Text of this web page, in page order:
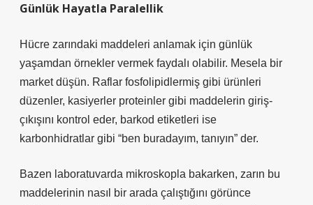
Günlük Hayatla Paralellik
Hücre zarındaki maddeleri anlamak için günlük
yaşamdan örnekler vermek faydalı olabilir. Mesela bir
market düşün. Raflar fosfolipidlermiş gibi ürünleri
düzenler, kasiyerler proteinler gibi maddelerin giriş-
çıkışını kontrol eder, barkod etiketleri ise
karbonhidratlar gibi “ben buradayım, tanıyın” der.
Bazen laboratuvarda mikroskopla bakarken, zarın bu
maddelerinin nasıl bir arada çalıştığını görünce